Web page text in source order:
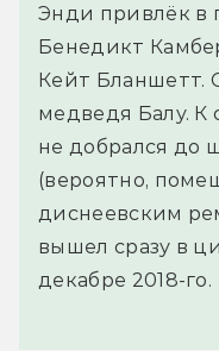
Энди привлёк в
Бенедикт
Кейт Бланшетт.
медведя Балу. К
не добрался до
(вероятно,
диснеевским
вышел сразу в
декабре 2018-го.